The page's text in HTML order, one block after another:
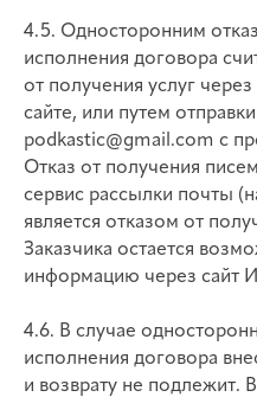
4.5. Односторонним
исполнения договора
от получения услуг
сайте, или путем
podkastic@gmail.com с
Отказ от получения
сервис рассылки почты
является отказом от
Заказчика остается
информацию через сайт
4.6. В случае
исполнения договора
и возврату не подлежит.